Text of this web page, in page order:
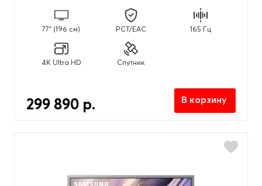
77" (196 см) PCT/EAC 165 Гц
4K Ultra HD Спутник
299 890 р. В корзину